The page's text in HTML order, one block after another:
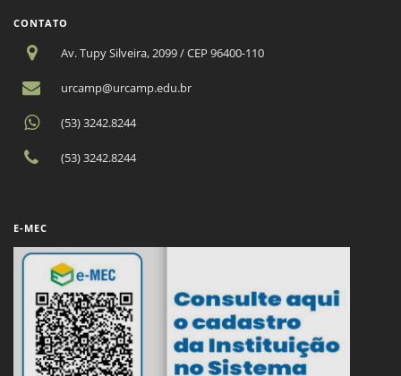
CONTATO
Av. Tupy Silveira, 2099 / CEP 96400-110
urcamp@urcamp.edu.br
(53) 3242.8244
(53) 3242.8244
E-MEC